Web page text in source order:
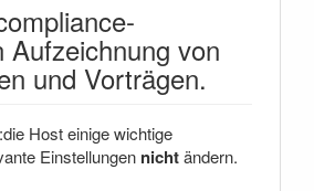
Aufzeichnung von
und Vorträgen.
Host einige wichtige
Einstellungen nichtändern.